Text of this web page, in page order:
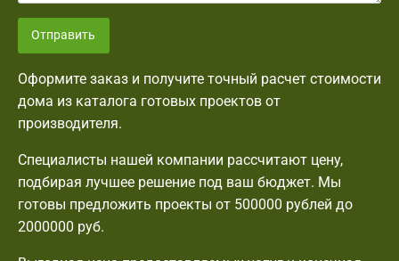
Отправить
Оформите заказ и получите точный расчет стоимости
дома из каталога готовых проектов от
производителя.
Специалисты нашей компании рассчитают цену,
подбирая лучшее решение под ваш бюджет. Мы
готовы предложить проекты от 500000 рублей до
2000000 руб.